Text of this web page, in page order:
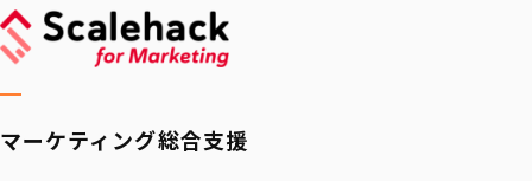
マーケティング総合支援